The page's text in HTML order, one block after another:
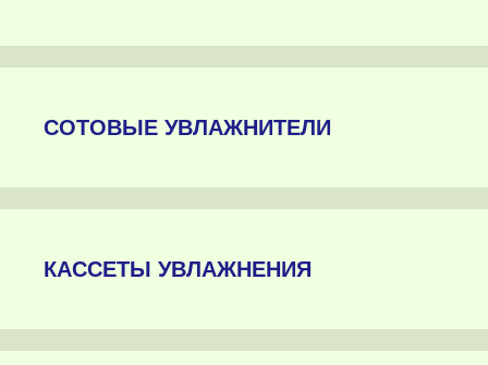
СОТОВЫЕ УВЛАЖНИТЕЛИ
КАССЕТЫ УВЛАЖНЕНИЯ